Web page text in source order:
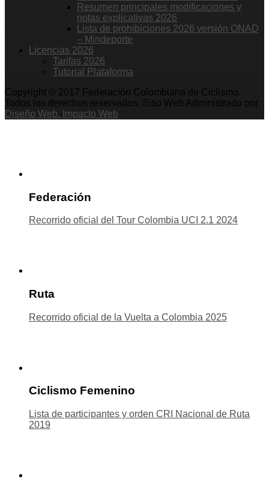
Resumen principales modificaciones y
notas explicativas 2026
Lista de prohibiciones 2026 versión ONAD
– Mindeporte
Licencias 2026
Tarifas 2026
Tutorial Plataforma
Copyright © 2017 Federación Colombiana de Ciclismo.
Todos los derechos reservados. Sitio Web Administrado por
Diseño Web. Impacto Web
Federación
Recorrido oficial del Tour Colombia UCI 2.1 2024
Ruta
Recorrido oficial de la Vuelta a Colombia 2025
Ciclismo Femenino
Lista de participantes y orden CRI Nacional de Ruta
2019